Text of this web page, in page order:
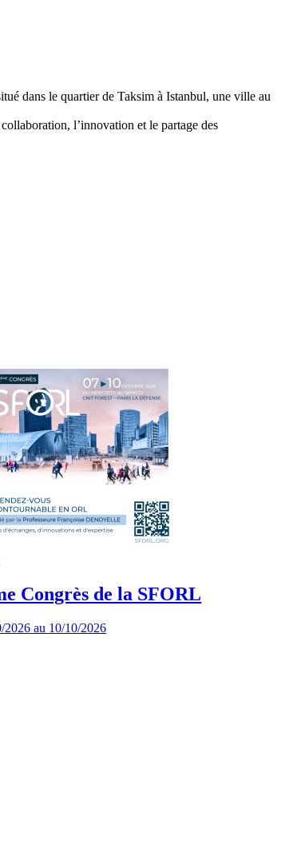
dans le quartier de Taksim à Istanbul, une ville au
l’innovation et le partage des
Congrès de la SFORL
2026 au 10/10/2026